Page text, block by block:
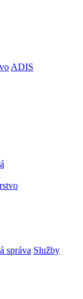
ADIS
správa Služby